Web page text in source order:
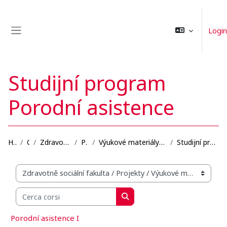
Login
Studijní program
Porodní asistence
Home Corsi Zdravotně sociální fakulta Projekty Výukové materiály se zaměřením na blended learning... Studijní program Porodní asistence
Categorie di corso
Cerca corsi
Cerca corsi
Porodní asistence I